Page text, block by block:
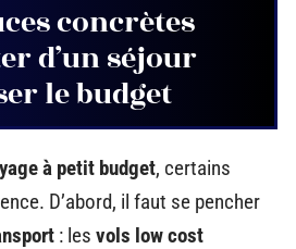
concrètes
d’un séjour
le budget
à petit budget, certains
D’abord, il faut se pencher
: les vols low cost